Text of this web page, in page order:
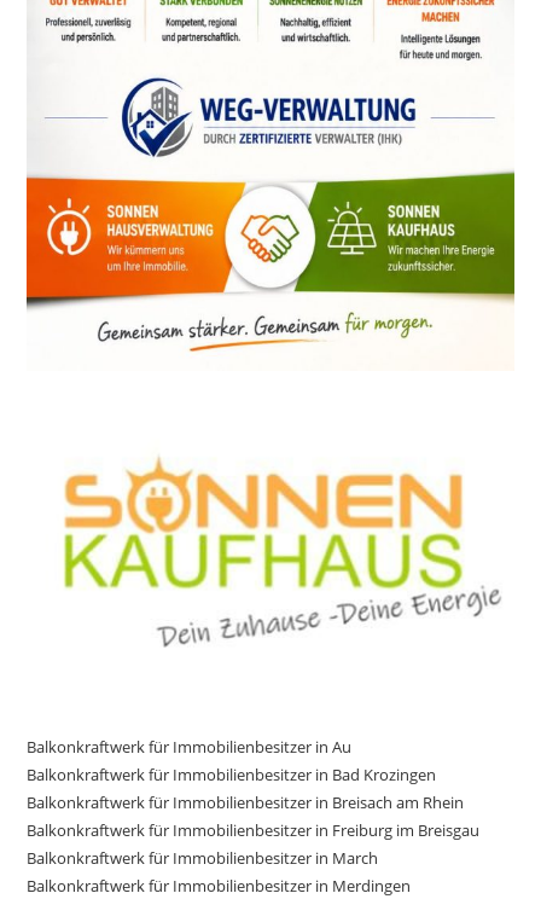
Balkonkraftwerk für Immobilienbesitzer in Au
Balkonkraftwerk für Immobilienbesitzer in Bad Krozingen
Balkonkraftwerk für Immobilienbesitzer in Breisach am Rhein
Balkonkraftwerk für Immobilienbesitzer in Freiburg im Breisgau
Balkonkraftwerk für Immobilienbesitzer in March
Balkonkraftwerk für Immobilienbesitzer in Merdingen